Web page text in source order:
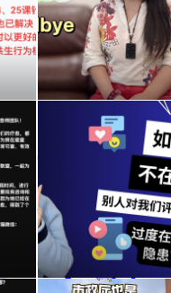
为了
与自
己内